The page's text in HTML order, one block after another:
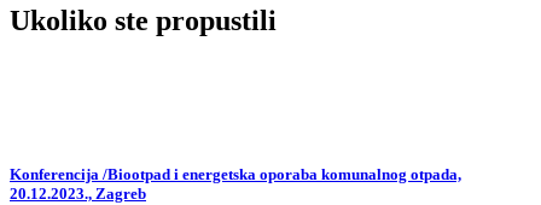
Ukoliko ste propustili
Konferencija /Biootpad i energetska oporaba komunalnog otpada,
20.12.2023., Zagreb